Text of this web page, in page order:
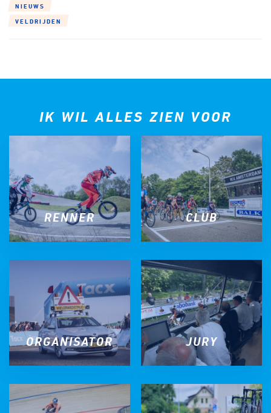
NIEUWS
VELDRIJDEN
IK WIL ALLES ZIEN VOOR
RENNER CLUB
ORGANISATOR JURY